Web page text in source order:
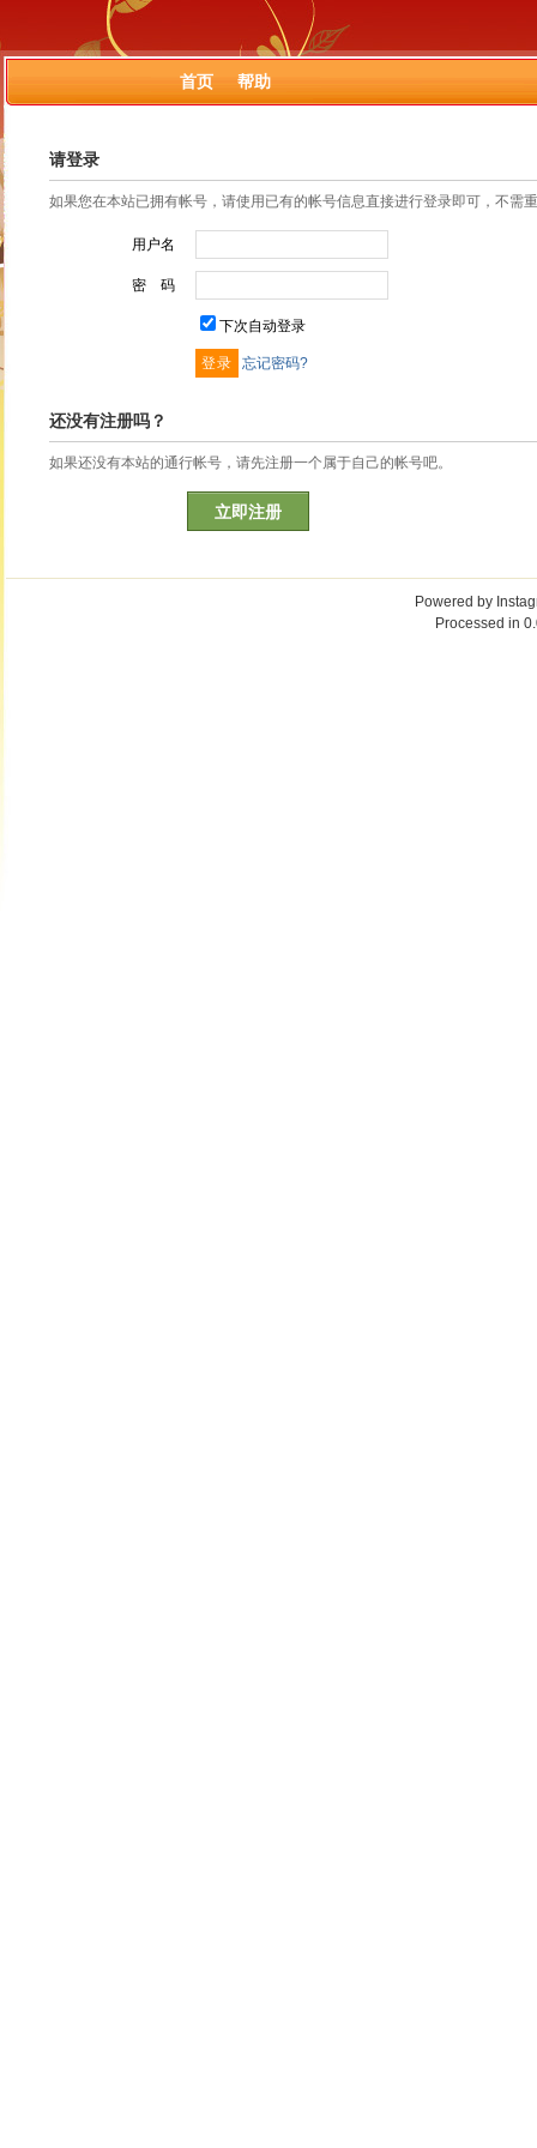
首页 帮助
请登录
如果您在本站已拥有帐号，请使用已有的帐号信息直接进行登录即可，不需
用户名
密 码
下次自动登录
忘记密码?
还没有注册吗？
如果还没有本站的通行帐号，请先注册一个属于自己的帐号吧。
立即注册
Powered by
Processed in